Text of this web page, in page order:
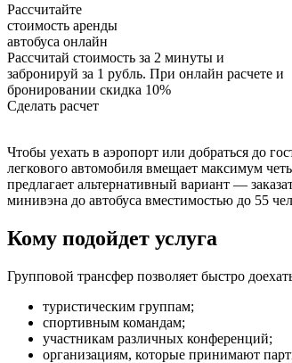
Рассчитайте
стоимость аренды
автобуса онлайн
Рассчитай стоимость за 2 минуты и
забронируй за 1 рубль. При онлайн расчете и
бронировании скидка 10%
Сделать расчет
Чтобы уехать в аэропорт или добраться до
легкового автомобиля вмещает максимум
предлагает альтернативный вариант —
минивэна до автобуса вместимостью до 55
Кому подойдет услуга
Групповой трансфер позволяет быстро
туристическим группам;
спортивным командам;
участникам различных конференций;
организациям, которые принимают